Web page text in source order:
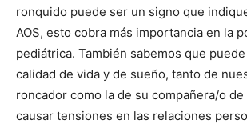
ronquido puede ser un signo que
AOS, esto cobra más importancia en la
pediátrica. También sabemos que
calidad de vida y de sueño, tanto de
roncador como la de su compañera/o
causar tensiones en las relaciones